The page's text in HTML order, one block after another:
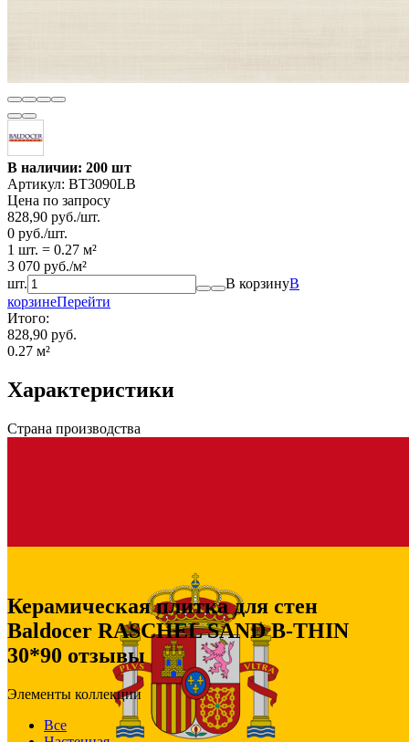
В наличии: 200 шт
Артикул: BT3090LB
Цена по запросу
828,90 руб./шт.
0 руб./шт.
1 шт. = 0.27 м²
3 070 руб./м²
шт.
В корзинуВ
корзинеПерейти
Итого:
828,90 руб.
0.27 м²
Характеристики
Страна производства
Керамическая плитка для стен
Baldocer RASCHEL SAND B-THIN
30*90 отзывы
Элементы коллекции
Все